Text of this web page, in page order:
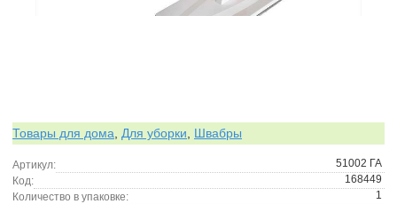
Товары для дома Для уборки Швабры
Артикул:
51002 ГА
Код:
168449
Количество в упаковке:
1